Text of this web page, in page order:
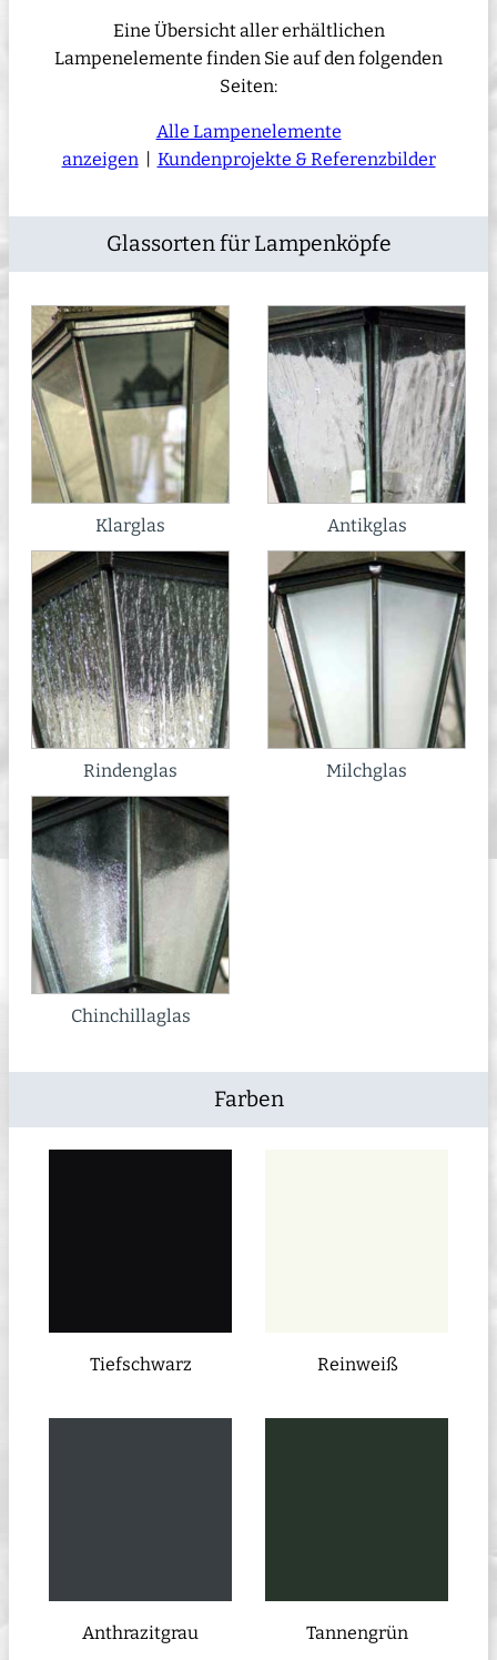
Eine Übersicht aller erhältlichen
Lampenelemente finden Sie auf den folgenden
Seiten:
Alle Lampenelemente
anzeigen| Kundenprojekte & Referenzbilder
Glassorten für Lampenköpfe
Klarglas Antikglas
Rindenglas Milchglas
Chinchillaglas
Farben
Tiefschwarz Reinweiß
Anthrazitgrau Tannengrün